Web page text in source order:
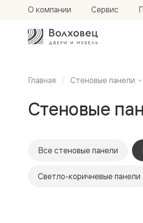
О компании Сервис
Главная Стеновые панели
Стеновые
Все стеновые панели
Светло-коричневые панели